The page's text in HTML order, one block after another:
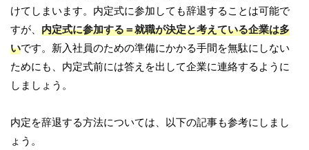
けてしまいます。内定式に参加しても辞退することは可能で
すが、 内定式に参加する＝就職が決定と考えている企業は多
いです。新入社員のための準備にかかる手間を無駄にしない
ためにも、内定式前には答えを出して企業に連絡するように
しましょう。
内定を辞退する方法については、以下の記事も参考にしまし
ょう。